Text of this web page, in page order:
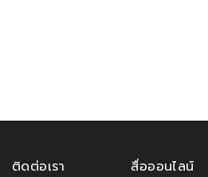
ติดต่อเรา สื่อออนไลน์